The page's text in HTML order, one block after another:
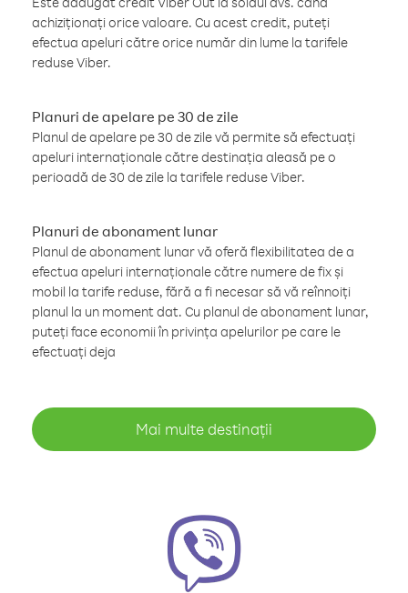
achiziționați orice valoare. Cu acest credit, puteți
efectua apeluri către orice număr din lume la tarifele
reduse Viber.
Planuri de apelare pe 30 de zile
Planul de apelare pe 30 de zile vă permite să efectuați
apeluri internaționale către destinația aleasă pe o
perioadă de 30 de zile la tarifele reduse Viber.
Planuri de abonament lunar
Planul de abonament lunar vă oferă flexibilitatea de a
efectua apeluri internaționale către numere de fix și
mobil la tarife reduse, fără a fi necesar să vă reînnoiți
planul la un moment dat. Cu planul de abonament lunar,
puteți face economii în privința apelurilor pe care le
efectuați deja
Mai multe destinații